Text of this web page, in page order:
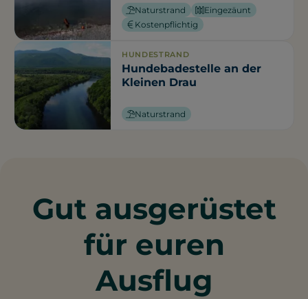
Naturstrand
Eingezäunt
Kostenpflichtig
HUNDESTRAND
Hundebadestelle an der
Kleinen Drau
Naturstrand
Gut ausgerüstet
für euren
Ausflug